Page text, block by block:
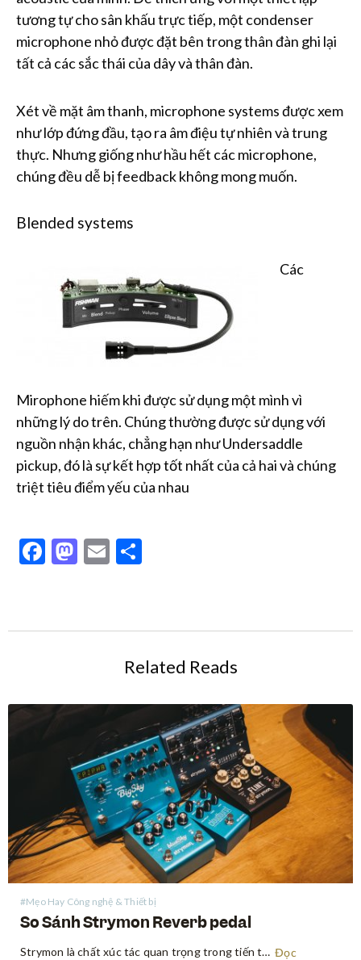
tương tự cho sân khấu trực tiếp, một condenser
microphone nhỏ được đặt bên trong thân đàn ghi lại
tất cả các sắc thái của dây và thân đàn.
Xét về mặt âm thanh, microphone systems được xem
như lớp đứng đầu, tạo ra âm điệu tự nhiên và trung
thực. Nhưng giống như hầu hết các microphone,
chúng đều dễ bị feedback không mong muốn.
Blended systems
Các
Mirophone hiếm khi được sử dụng một mình vì
những lý do trên. Chúng thường được sử dụng với
nguồn nhận khác, chẳng hạn như Undersaddle
pickup, đó là sự kết hợp tốt nhất của cả hai và chúng
triệt tiêu điểm yếu của nhau
Facebook
Mastodon
Email
Related Reads
#Mẹo Hay Công nghệ & Thiết bị
So Sánh Strymon Reverb pedal
Strymon là chất xúc tác quan trọng trong tiến trình thay đổi tư duy “chất tiếng analog là hay nhất” trong giới guitar. Sau sự xuất hiện bùng nổ vào năm 2008, Strymon là một trong những công ty tiên phong trong việc ứng dụng con chip DSP để tạo… Đọc